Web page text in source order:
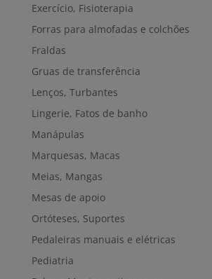
Exercício, Fisioterapia
Forras para almofadas e colchões
Fraldas
Gruas de transferência
Lenços, Turbantes
Lingerie, Fatos de banho
Manápulas
Marquesas, Macas
Meias, Mangas
Mesas de apoio
Ortóteses, Suportes
Pedaleiras manuais e elétricas
Pediatria